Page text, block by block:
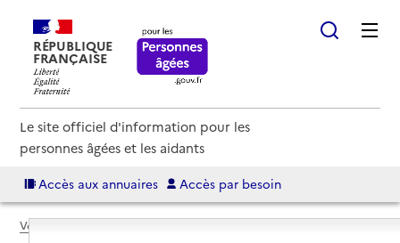
RÉPUBLIQUE
FRANÇAISE
Le site officiel d'information pour les
personnes âgées et les aidants
Accès aux annuaires Accès par besoin
Voir le fil d’Ariane